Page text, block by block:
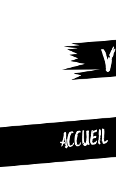
ACCUEIL